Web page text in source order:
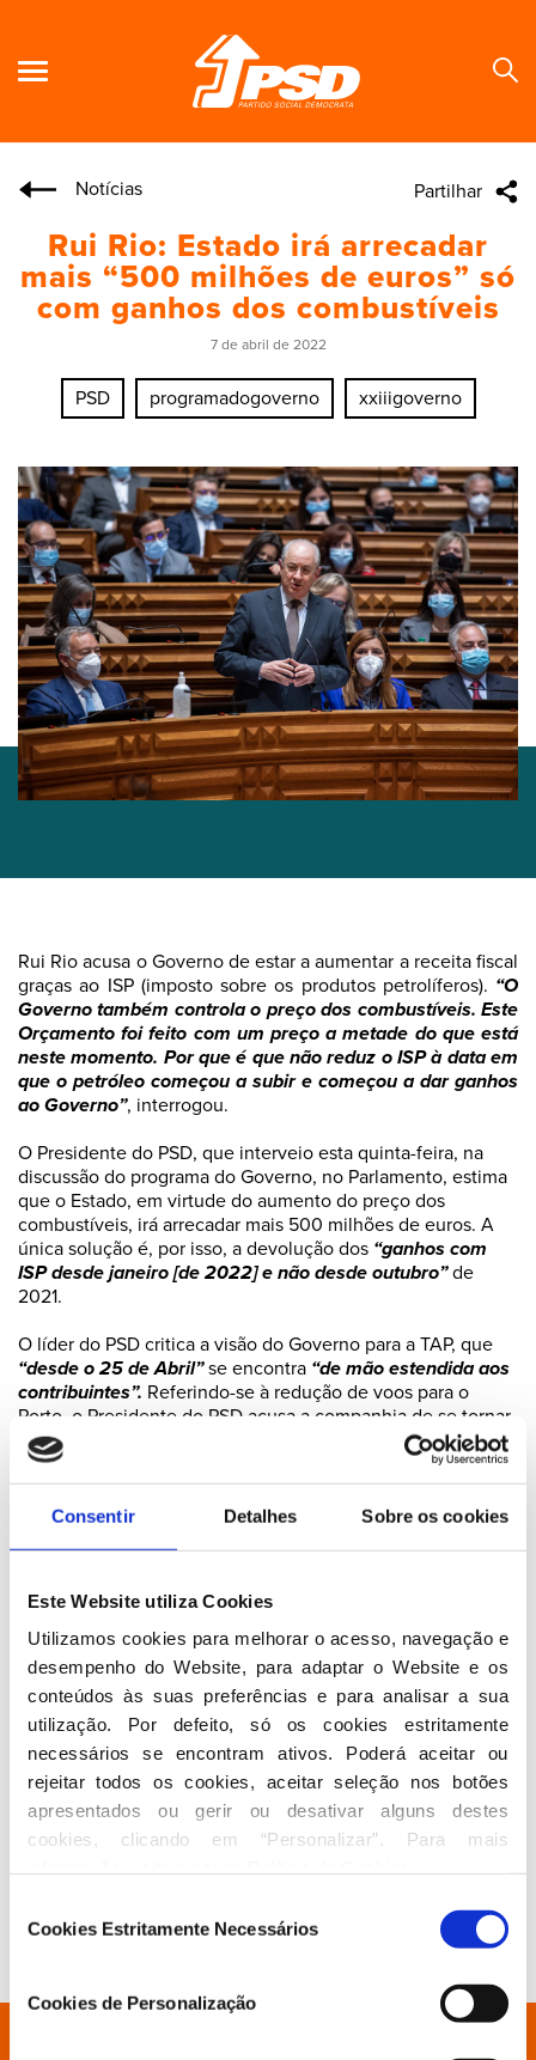
Consentir Detalhes Sobre os cookies
Este Website utiliza Cookies
Utilizamos cookies para melhorar o acesso, navegação e
desempenho do Website, para adaptar o Website e os
conteúdos às suas preferências e para analisar a sua
utilização. Por defeito, só os cookies estritamente
necessários se encontram ativos. Poderá aceitar ou
rejeitar todos os cookies, aceitar seleção nos botões
apresentados ou gerir ou desativar alguns destes
cookies, clicando em “Personalizar”. Para mais
deCookies Estritamente Necessários
Cookies de Personalização
Notícias Partilhar
Rui Rio: Estado irá arrecadar
mais “500 milhões de euros” só
com ganhos dos combustíveis
7 de abril de 2022
PSD programadogoverno xxiiigoverno
Rui Rio acusa o Governo de estar a aumentar a receita fiscal
graças ao ISP (imposto sobre os produtos petrolíferos). “O
Governo também controla o preço dos combustíveis. Este
Orçamento foi feito com um preço a metade do que está
neste momento. Por que é que não reduz o ISP à data em
que o petróleo começou a subir e começou a dar ganhos
ao Governo”, interrogou.
O Presidente do PSD, que interveio esta quinta-feira, na
discussão do programa do Governo, no Parlamento, estima
que o Estado, em virtude do aumento do preço dos
combustíveis, irá arrecadar mais 500 milhões de euros. A
única solução é, por isso, a devolução dos “ganhos com
ISP desde janeiro [de 2022] e não desde outubro”de
2021.
O líder do PSD critica a visão do Governo para a TAP, que
“desde o 25 de Abril”se encontra “de mão estendida aos
contribuintes”. Referindo-se à redução de voos para o
Porto, o Presidente do PSD acusa a companhia de se tornar
numa empresa de cariz regional.
“A TAP vai cortar mais
sete destinos no Porto e mais 700 mil lugares no Porto. A
TAP é uma empresa regional e ainda por cima não presta
o serviço público que é devido perante o dinheiro público
está bem assim?”, questionou.
Rui Rio interpelou ainda o Primeiro-Ministro sobre a perda
de rendimentos por causa da subida da taxa de inflação.
“Se pegarmos em inflação mais a produtividade e
qualquer coisa, só aqui estão 9,7% de aumento do salário
mínimo em 2023. Ou seja, a nossa fórmula daria mais
dos 900 euros. Mantém os 900 euros ou assume que vai
ajustar os valores pela inflação”, insistiu.
Rui Rio considera que se o Governo não tiver em conta o
agravamento da inflação estará, uma vez mais, a“enganar
os portugueses”.
abster-se na votação da moção de rejeição do programa do
Governo apresentada pelo Chega, por considerar que